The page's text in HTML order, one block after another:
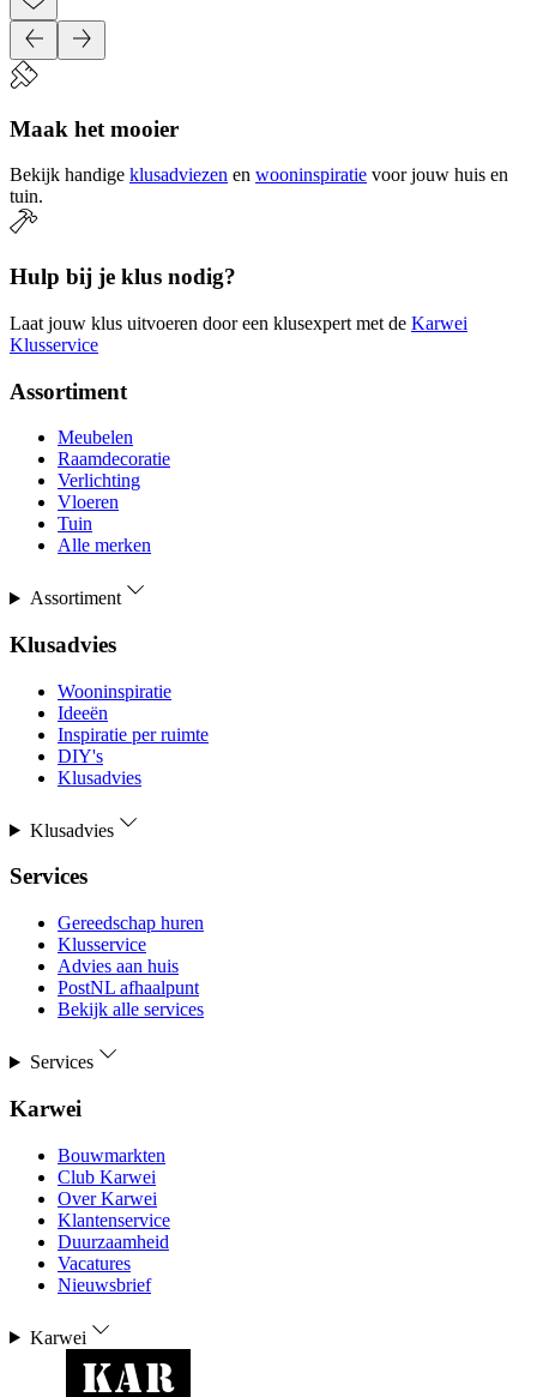
Maak het mooier
Bekijk handige klusadviezen en wooninspiratie voor jouw huis en
tuin.
Hulp bij je klus nodig?
Laat jouw klus uitvoeren door een klusexpert met de Karwei
Klusservice
Assortiment
Meubelen
Raamdecoratie
Verlichting
Vloeren
Tuin
Alle merken
Assortiment
Klusadvies
Wooninspiratie
Ideeën
Inspiratie per ruimte
DIY's
Klusadvies
Klusadvies
Services
Gereedschap huren
Klusservice
Advies aan huis
PostNL afhaalpunt
Bekijk alle services
Services
Karwei
Bouwmarkten
Club Karwei
Over Karwei
Klantenservice
Duurzaamheid
Vacatures
Nieuwsbrief
Karwei